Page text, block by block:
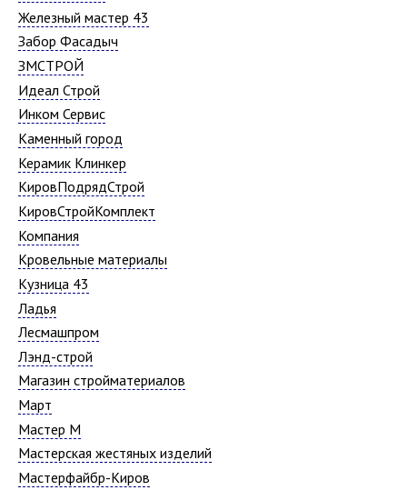
Железный мастер 43
Забор Фасадыч
ЗМСТРОЙ
Идеал Строй
Инком Сервис
Каменный город
Керамик Клинкер
КировПодрядСтрой
КировСтройКомплект
Компания
Кровельные материалы
Кузница 43
Ладья
Лесмашпром
Лэнд-строй
Магазин стройматериалов
Март
Мастер М
Мастерская жестяных изделий
Мастерфайбр-Киров